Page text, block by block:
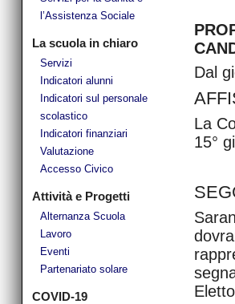
l’Assistenza Sociale
La scuola in chiaro
Servizi
Indicatori alunni
Indicatori sul personale
scolastico
Indicatori finanziari
Valutazione
Accesso Civico
Attività e Progetti
Alternanza Scuola
Lavoro
Eventi
Partenariato solare
COVID-19
Dal
La
15°